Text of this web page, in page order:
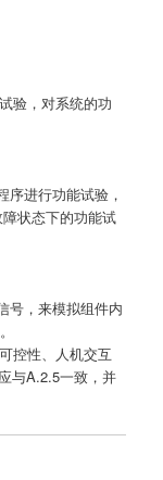
验，对系统的功
序进行功能试验，
状态下的功能试
号，来模拟组件内
控性、人机交互
与A.2.5一致，并